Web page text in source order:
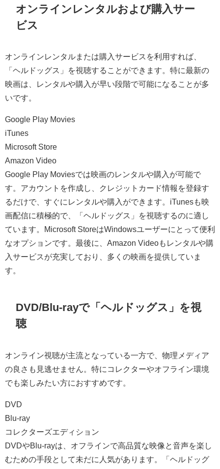
オンラインレンタルおよび購入サー
ビス
オンラインレンタルまたは購入サービスを利用すれば、
「ヘルドッグス」を視聴することができます。特に最新の
映画は、レンタルや購入が早い段階で可能になることが多
いです。
Google Play Movies
iTunes
Microsoft Store
Amazon Video
Google Play Moviesでは映画のレンタルや購入が可能で
す。アカウントを作成し、クレジットカード情報を登録す
るだけで、すぐにレンタルや購入ができます。iTunesも映
画配信に積極的で、「ヘルドッグス」を視聴するのに適し
ています。Microsoft StoreはWindowsユーザーにとって便利
なオプションです。最後に、Amazon Videoもレンタルや購
入サービスが充実しており、多くの映画を提供していま
す。
DVD/Blu-rayで「ヘルドッグス」を視
聴
オンライン視聴が主流となっている一方で、物理メディア
の良さも見逃せません。特にコレクターやオフライン環境
でも楽しみたい方におすすめです。
DVD
Blu-ray
コレクターズエディション
DVDやBlu-rayは、オフラインで高品質な映像と音声を楽し
むための手段として未だに人気があります。「ヘルドッグ